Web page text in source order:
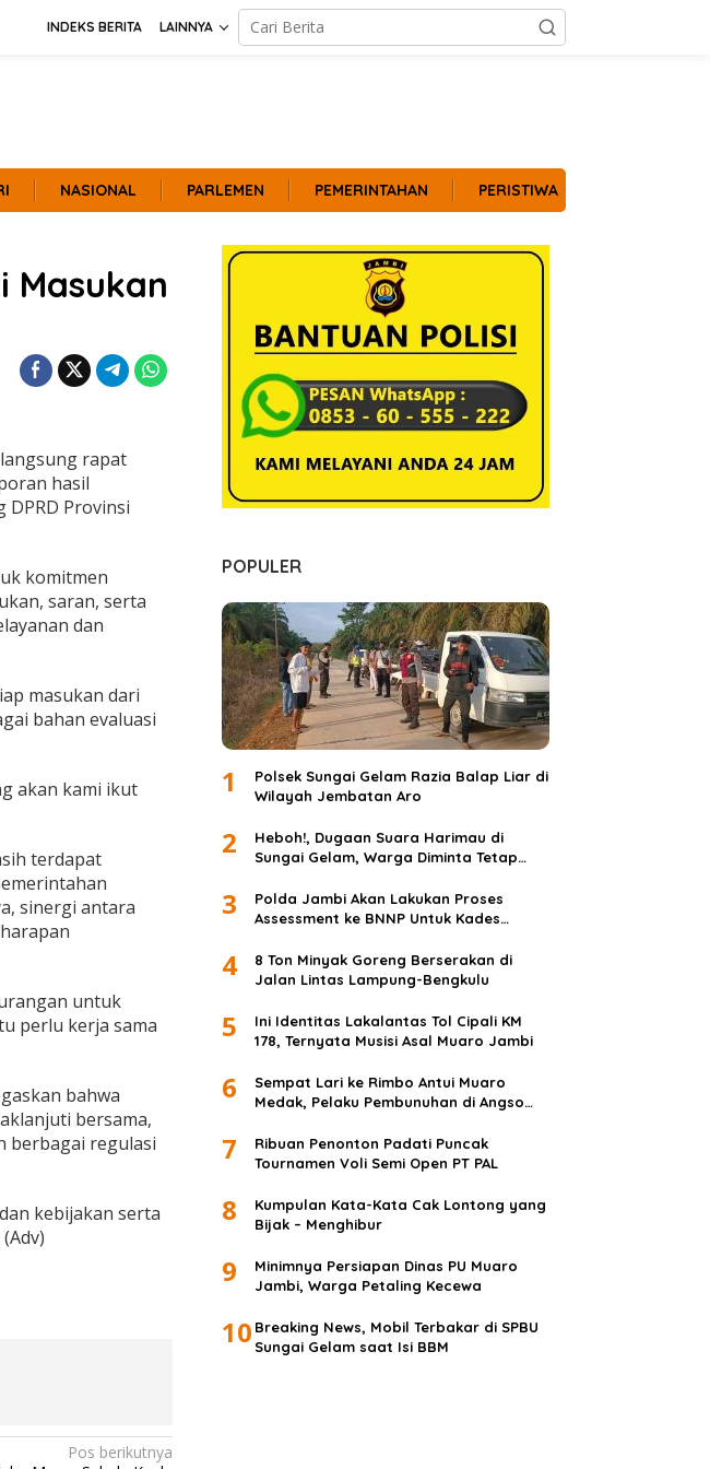
INDEKS BERITA LAINNYA
NASIONAL PARLEMEN PEMERINTAHAN PERISTIWA
Masukan
langsung rapat
hasil
DPRD Provinsi
komitmen
saran, serta
dan
masukan dari
bahan evaluasi
akan kami ikut
terdapat
sinergi antara
untuk
perlu kerja sama
bahwa
bersama,
berbagai regulasi
kebijakan serta
Pos berikutnya
POPULER
1
Polsek Sungai Gelam Razia Balap Liar di
Wilayah Jembatan Aro
2
Heboh!, Dugaan Suara Harimau di
Sungai Gelam, Warga Diminta Tetap
3
Polda Jambi Akan Lakukan Proses
Assessment ke BNNP Untuk Kades
4
8 Ton Minyak Goreng Berserakan di
Jalan Lintas Lampung-Bengkulu
5
Ini Identitas Lakalantas Tol Cipali KM
178, Ternyata Musisi Asal Muaro Jambi
6
Sempat Lari ke Rimbo Antui Muaro
Medak, Pelaku Pembunuhan di Angso
7
Ribuan Penonton Padati Puncak
Tournamen Voli Semi Open PT PAL
8
Kumpulan Kata-Kata Cak Lontong yang
Bijak – Menghibur
9
Minimnya Persiapan Dinas PU Muaro
Jambi, Warga Petaling Kecewa
10 Breaking News, Mobil Terbakar di SPBU
Sungai Gelam saat Isi BBM